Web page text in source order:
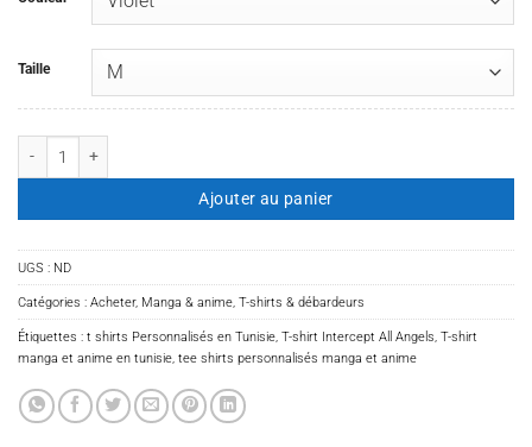
Taille
Ajouter au panier
UGS : ND
Catégories : Acheter, Manga & anime, T-shirts & débardeurs
Étiquettes : t shirts Personnalisés en Tunisie, T-shirt Intercept All Angels, T-shirt
manga et anime en tunisie, tee shirts personnalisés manga et anime